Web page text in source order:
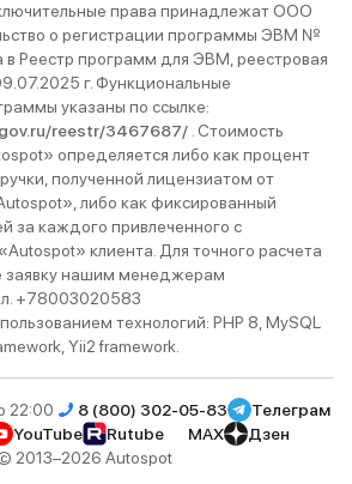
для
Клиренс
думаю где-
92-й, но
веселее,
желать
ребята
За 1.5
мною км.
права принадлежат ООО
о регистрации программы ЭВМ №
в Реестр программ для ЭВМ, реестровая
г. Функциональные
указаны по ссылке:
reestr/3467687/ . Стоимость
определяется либо как процент
полученной лицензиатом от
либо как фиксированный
за каждого привлеченного с
клиента. Для точного расчета
заявку нашим менеджерам
+78003020583
технологий: PHP 8, MySQL
Yii2 framework.
22:00 8 (800) 302-05-83
Телеграм
YouTube Rutube MAX
Дзен
2013–2026 Autospot